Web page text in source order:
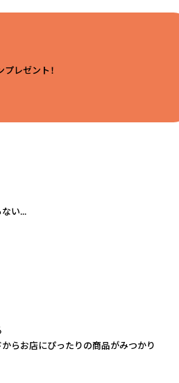
レゼント！
い...
らお店にぴったりの商品がみつかり